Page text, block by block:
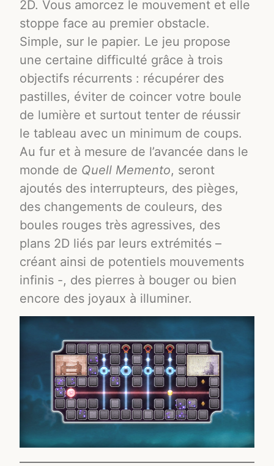
2D. Vous amorcez le mouvement et elle
stoppe face au premier obstacle.
Simple, sur le papier. Le jeu propose
une certaine difficulté grâce à trois
objectifs récurrents : récupérer des
pastilles, éviter de coincer votre boule
de lumière et surtout tenter de réussir
le tableau avec un minimum de coups.
Au fur et à mesure de l’avancée dans le
monde de Quell Memento, seront
ajoutés des interrupteurs, des pièges,
des changements de couleurs, des
boules rouges très agressives, des
plans 2D liés par leurs extrémités –
créant ainsi de potentiels mouvements
infinis -, des pierres à bouger ou bien
encore des joyaux à illuminer.